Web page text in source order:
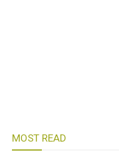
MOST READ